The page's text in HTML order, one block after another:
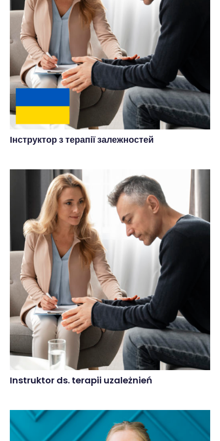
Інструктор з терапії залежностей
Instruktor ds. terapii uzależnień